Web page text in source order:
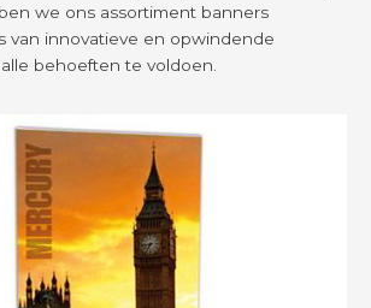
we ons assortiment banners
van innovatieve en opwindende
behoeften te voldoen.